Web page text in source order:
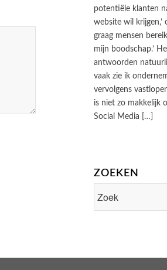
potentiële klanten
website wil krijgen,’
graag mensen
mijn boodschap.’
antwoorden
vaak zie ik
vervolgens
is niet zo makkelijk
Social Media […]
ZOEKEN